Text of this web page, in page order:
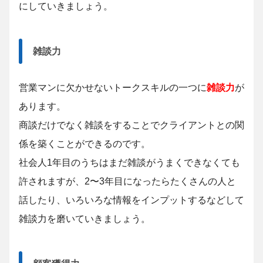
にしていきましょう。
雑談力
営業マンに欠かせないトークスキルの一つに雑談力が
あります。
商談だけでなく雑談をすることでクライアントとの関
係を築くことができるのです。
社会人1年目のうちはまだ雑談がうまくできなくても
許されますが、2〜3年目になったらたくさんの人と
話したり、いろいろな情報をインプットするなどして
雑談力を磨いていきましょう。